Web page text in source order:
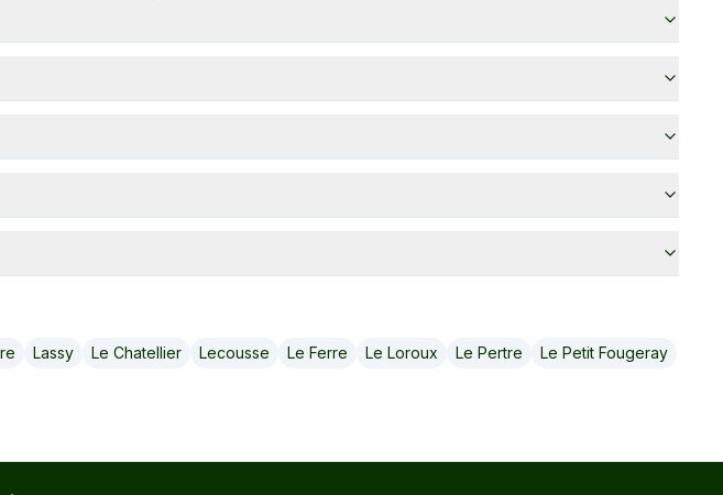
Lassy Le Chatellier Lecousse Le Ferre Le Loroux Le Pertre
Le Petit Fougeray